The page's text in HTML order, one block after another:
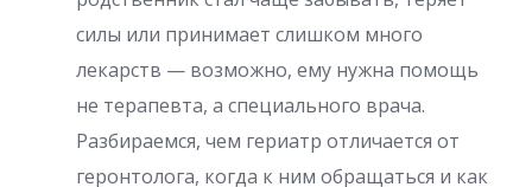
силы или принимает слишком много
лекарств — возможно, ему нужна помощь
не терапевта, а специального врача.
Разбираемся, чем гериатр отличается от
геронтолога, когда к ним обращаться и как